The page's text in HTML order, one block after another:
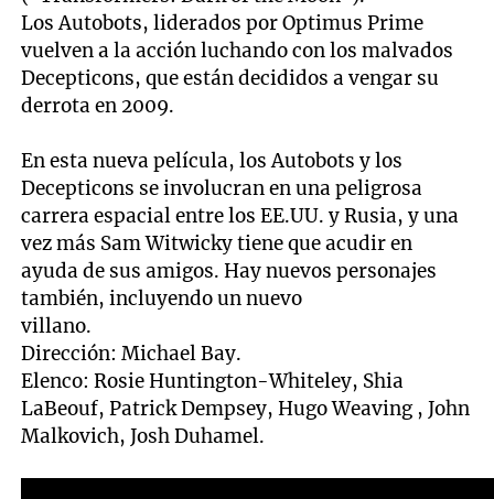
Los Autobots, liderados por Optimus Prime
vuelven a la acción luchando con los malvados
Decepticons, que están decididos a vengar su
derrota en 2009.
En esta nueva película, los Autobots y los
Decepticons se involucran en una peligrosa
carrera espacial entre los EE.UU. y Rusia, y una
vez más Sam Witwicky tiene que acudir en
ayuda de sus amigos. Hay nuevos personajes
también, incluyendo un nuevo
villano.
Dirección: Michael Bay.
Elenco: Rosie Huntington-Whiteley, Shia
LaBeouf, Patrick Dempsey, Hugo Weaving , John
Malkovich, Josh Duhamel.